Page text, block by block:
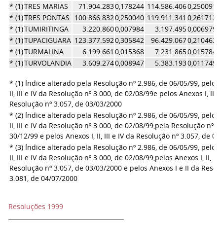
* (1)TRES MARIAS 71.904.2830,178244 114.586.4060,250091
* (1)TRES PONTAS 100.866.8320,250040 119.911.341 0,261713
* (1)TUMIRITINGA 3.220.8600,007984 3.197.4950,006979
* (1)TUPACIGUARA 123.377.5920,305842 96.429.0670,210462
* (1)TURMALINA 6.199.661 0,015368 7.231.8650,015784
* (1)TURVOLANDIA 3.609.2740,008947 5.383.1930,011749
* (1) Índice alterado pela Resolução nº 2.986, de 06/05/99, pelos
II, III e IV da Resolução nº 3.000, de 02/08/99e pelos Anexos I, II
Resolução nº 3.057, de 03/03/2000
* (2) Índice alterado pela Resolução nº 2.986, de 06/05/99, pelos
II, III e IV da Resolução nº 3.000, de 02/08/99,pela Resolução nº
30/12/99 e pelos Anexos I, II, III e IV da Resolução nº 3.057, de
* (3) Índice alterado pela Resolução nº 2.986, de 06/05/99, pelos
II, III e IV da Resolução nº 3.000, de 02/08/99,pelos Anexos I, II,
Resolução nº 3.057, de 03/03/2000 e pelos Anexos I e II da
3.081, de 04/07/2000
Resoluções 1999